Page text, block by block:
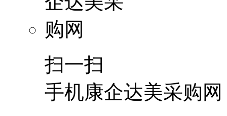
扫一扫
手机康企达美采购网